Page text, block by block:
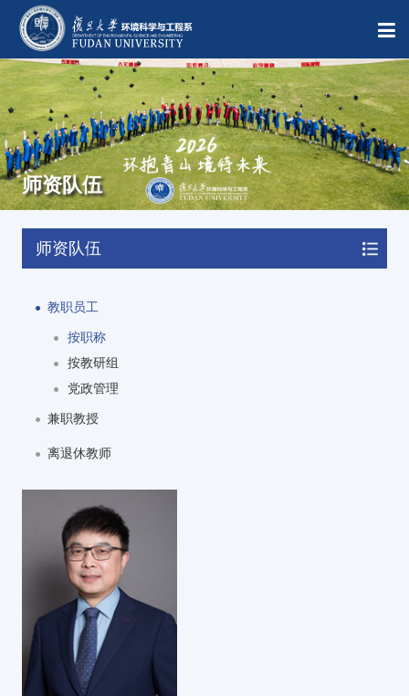
师资队伍
师资队伍
教职员工
按职称
按教研组
党政管理
兼职教授
离退休教师